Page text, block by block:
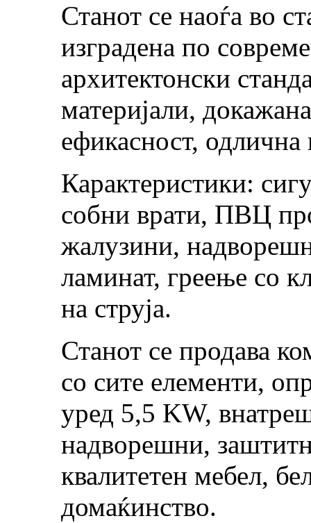
Станот се наоѓа во
изградена по
архитектонски
материјали,
ефикасност, одлична
Карактеристики:
собни врати, ПВЦ
жалузини,
ламинат, греење со
на струја.
Станот се продава
со сите елементи,
уред 5,5 KW,
надворешни,
квалитетен мебел,
домаќинство.